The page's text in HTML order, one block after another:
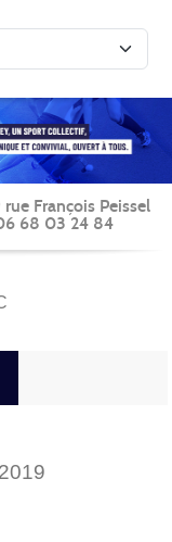
François Peissel
68 03 24 84
2019